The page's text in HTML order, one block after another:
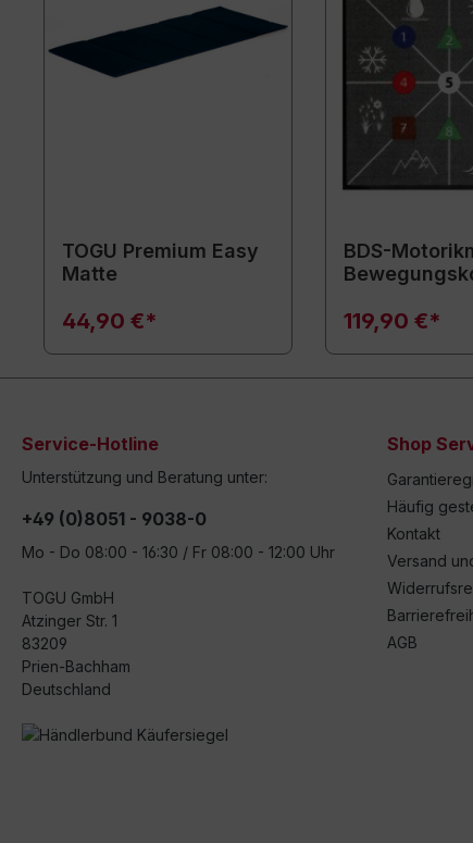
TOGU Premium Easy
Matte
44,90 €*
BDS-
119,90 €*
Service-Hotline
Unterstützung und Beratung unter:
+49 (0)8051 - 9038-0
Mo - Do 08:00 - 16:30 / Fr 08:00 - 12:00 Uhr
TOGU GmbH
Atzinger Str. 1
83209
Prien-Bachham
Deutschland
Shop
Häufig
Kontakt
Versand
AGB